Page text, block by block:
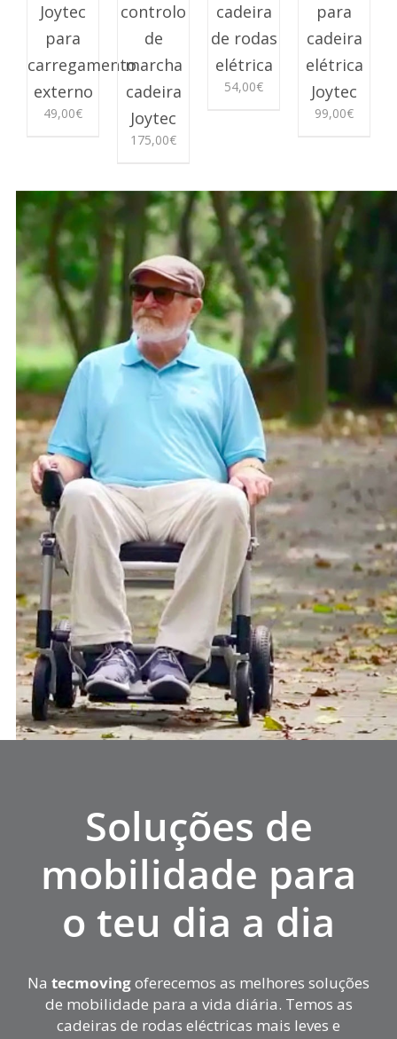
Joytec
para
carregamento
externo
49,00€
controlo
de
marcha
cadeira
Joytec
175,00€
cadeira
de rodas
elétrica
54,00€
para
cadeira
elétrica
Joytec
99,00€
Soluções de
mobilidade para
o teu dia a dia
Na tecmovingoferecemos as melhores soluções
de mobilidade para a vida diária. Temos as
cadeiras de rodas eléctricas mais leves e